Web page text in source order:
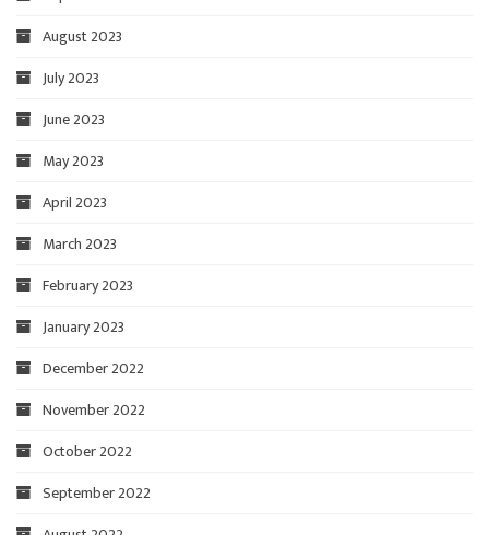
August 2023
July 2023
June 2023
May 2023
April 2023
March 2023
February 2023
January 2023
December 2022
November 2022
October 2022
September 2022